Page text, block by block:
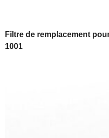
Filtre de remplacement
1001